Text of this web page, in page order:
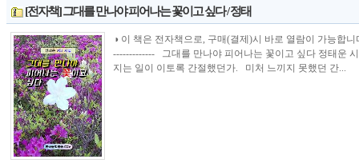
[전자책] 그대를 만나야 피어나는 꽃이고 싶다 / 정태
◑ 이 책은 전자책으로, 구매(결제)시 바로 열람이 가능합
------------- 그대를 만나야 피어나는 꽃이고 싶다 정태운
지는 일이 이토록 간절했던가. 미처 느끼지 못했던 간...